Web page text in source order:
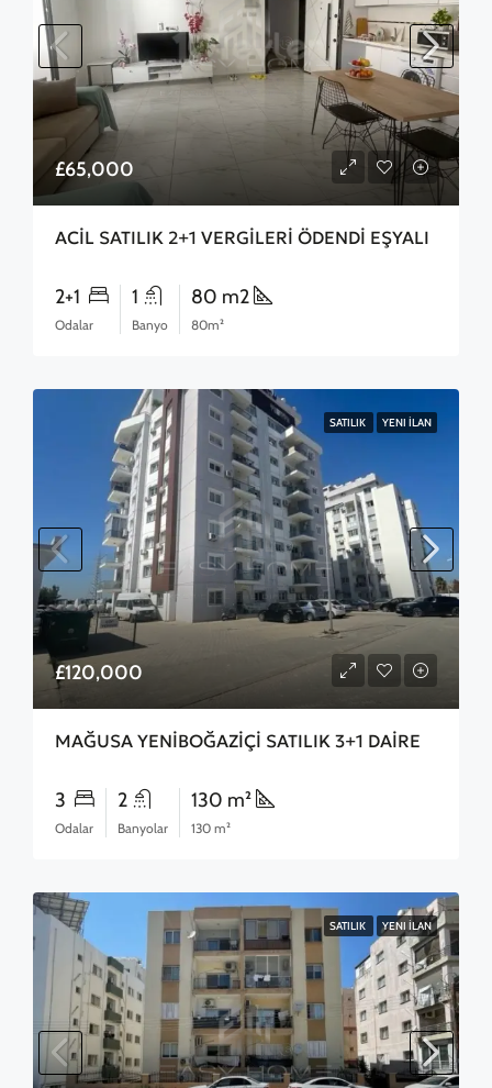
£65,000
ACİL SATILIK 2+1 VERGİLERİ ÖDENDİ EŞYALI
2+1
Odalar
1
Banyo
80 m2
80m²
SATILIK YENI İLAN
£120,000
MAĞUSA YENİBOĞAZİÇİ SATILIK 3+1 DAİRE
3
Odalar
2
Banyolar
130 m²
130 m²
SATILIK YENI İLAN